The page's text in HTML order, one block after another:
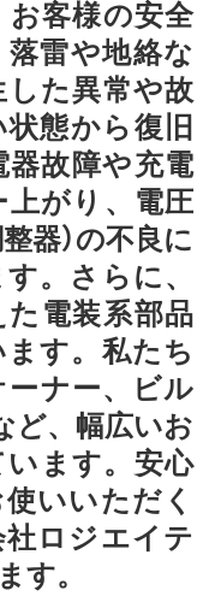
客様の安全
雷や地絡な
た異常や故
態から復旧
故障や充電
がり、電圧
器）の不良に
。さらに、
電装系部品
す。私たち
ナー、ビル
ど、幅広いお
ます。安心
いいただく
ロジエイテ
す。